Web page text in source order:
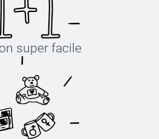
super facile